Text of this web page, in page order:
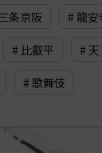
条京阪 # 龍安
# 比叡平 #
# 歌舞伎